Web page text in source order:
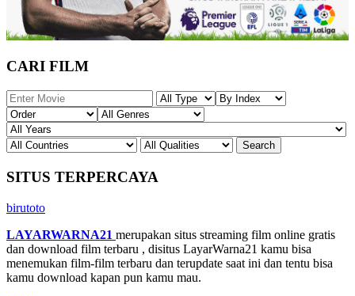
CARI FILM
SITUS TERPERCAYA
birutoto
LAYARWARNA21 merupakan situs streaming film online gratis
dan download film terbaru , disitus LayarWarna21 kamu bisa
menemukan film-film terbaru dan terupdate saat ini dan tentu bisa
kamu download kapan pun kamu mau.